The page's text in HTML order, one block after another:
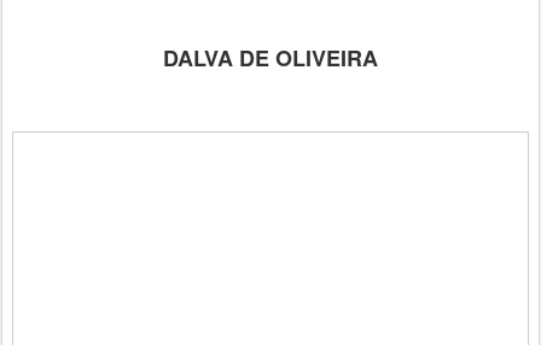
DALVA DE OLIVEIRA